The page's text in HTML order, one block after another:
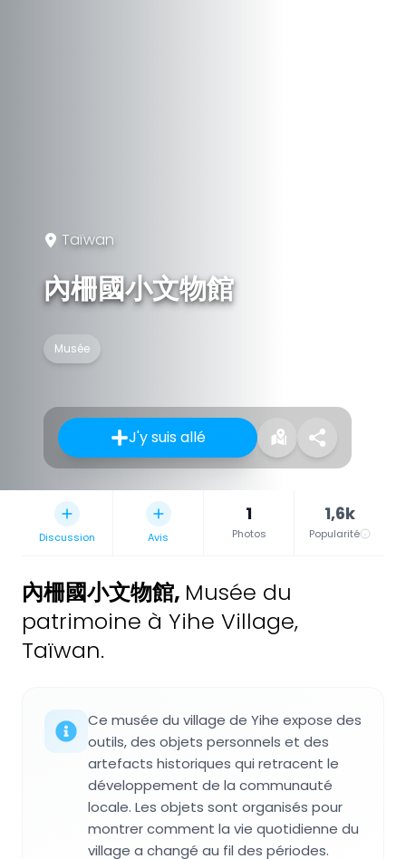
Taïwan
內柵國小文物館
Musée
J'y suis allé
Discussion Avis
1
Photos
1,6k
Popularité
內柵國小文物館, Musée du
patrimoine à Yihe Village,
Taïwan.
Ce musée du village de Yihe expose des
outils, des objets personnels et des
artefacts historiques qui retracent le
développement de la communauté
locale. Les objets sont organisés pour
montrer comment la vie quotidienne du
village a changé au fil des périodes.